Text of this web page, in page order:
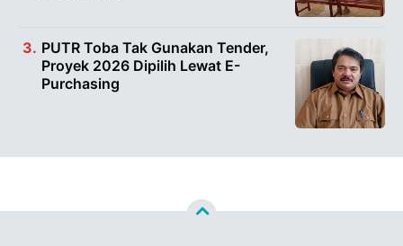
PUTR Toba Tak Gunakan Tender,
Proyek 2026 Dipilih Lewat E-
Purchasing